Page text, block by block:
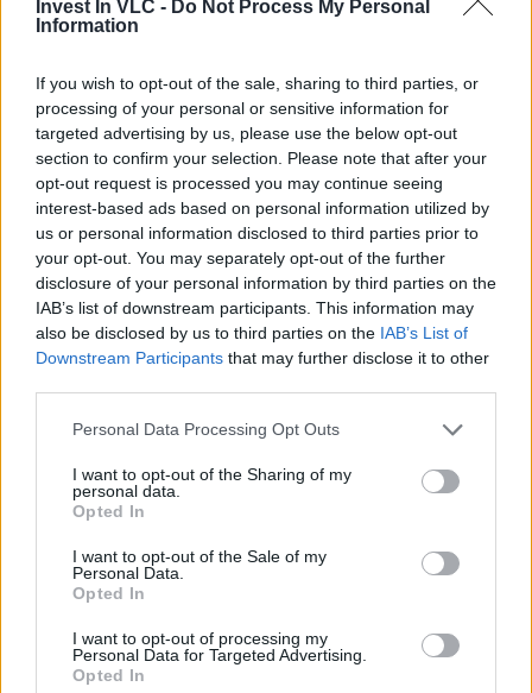
Invest In VLC - Do Not Process My Personal
Information
If you wish to opt-out of the sale, sharing to third parties, or
processing of your personal or sensitive information for
targeted advertising by us, please use the below opt-out
section to confirm your selection. Please note that after your
opt-out request is processed you may continue seeing
interest-based ads based on personal information utilized by
us or personal information disclosed to third parties prior to
your opt-out. You may separately opt-out of the further
disclosure of your personal information by third parties on the
IAB’s list of downstream participants. This information may
also be disclosed by us to third parties on the IAB’s List of
Downstream Participants that may further disclose it to other
Personal Data Processing Opt Outs
I want to opt-out of the Sharing of my
personal data.
Opted In
I want to opt-out of the Sale of my
Personal Data.
Opted In
I want to opt-out of processing my
Personal Data for Targeted Advertising.
Opted In
DesdeInvest in Valencia , este tipo de eventos no solo
tienen un impacto deportivo o turístico, sino que
empresas internacionales, talento e inversión
mostrando un entorno capaz de acoger iniciativas de
alcance global, generar oportunidades económicas y
ofrecer calidad de vida.
Valencia vuelve a mirar al mar… y al mundo.
Previous
Next
Share the Post: